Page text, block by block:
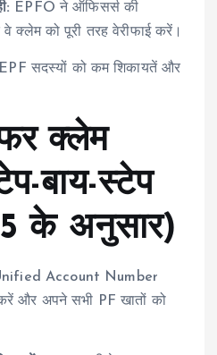
EPFO ने ऑफिसर्स की
वे क्लेम को पूरी तरह वेरीफाई करें।
EPF सदस्यों को कम शिकायतें और
क्लेम
बाय-स्टेप
के अनुसार)
Account Number
और अपने सभी PF खातों को